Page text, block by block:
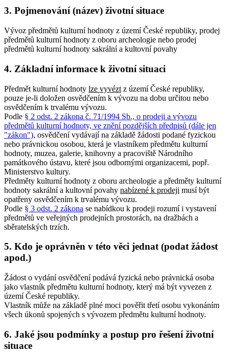
3. Pojmenování (název) životní situace
Vývoz předmětů kulturní hodnoty z území České republiky, prodej
předmětů kulturní hodnoty z oboru archeologie nebo prodej
předmětů kulturní hodnoty sakrální a kultovní povahy
4. Základní informace k životní situaci
Předmět kulturní hodnoty lze vyvézt z území České republiky,
pouze je-li doložen osvědčením k vývozu na dobu určitou nebo
osvědčením k trvalému vývozu.
Podle § 2 odst. 2 zákona č. 71/1994 Sb., o prodeji a vývozu
předmětů kulturní hodnoty, ve znění pozdějších předpisů (dále jen
"zákon"), osvědčení vydávají na základě žádosti podané fyzickou
nebo právnickou osobou, která je vlastníkem předmětu kulturní
hodnoty, muzea, galerie, knihovny a pracoviště Národního
památkového ústavu, které jsou odbornými organizacemi, popř.
Ministerstvo kultury.
Předměty kulturní hodnoty z oboru archeologie a předměty kulturní
hodnoty sakrální a kultovní povahy nabízené k prodeji musí být
opatřeny osvědčením k trvalému vývozu.
Podle § 3 odst. 2 zákona se nabídkou k prodeji rozumí i vystavení
předmětů ve veřejných prodejních prostorách, na dražbách a
sběratelských trzích.
5. Kdo je oprávněn v této věci jednat (podat žádost
apod.)
Žádost o vydání osvědčení podává fyzická nebo právnická osoba
jako vlastník předmětu kulturní hodnoty, který má být vyvezen z
území České republiky.
Vlastník může na základě plné moci pověřit třetí osobu vykonáním
všech úkonů spojených s vývozem předmětu kulturní hodnoty.
6. Jaké jsou podmínky a postup pro řešení životní
situace